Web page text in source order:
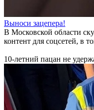
Выноси зацепера!
В Московской области
контент для соцсетей, в
10-летний пацан не